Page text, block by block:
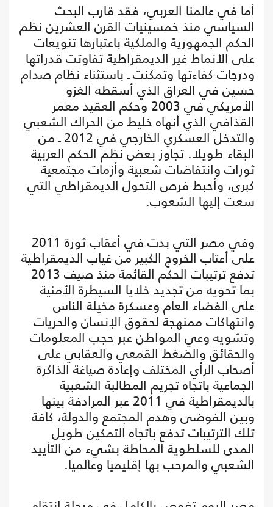
أما في عالمنا العربي، فقد قارب البحث
السياسي منذ خمسينيات القرن العشرين نظم
الحكم الجمهورية والملكية باعتبارها تنويعات
على الأنماط غير الديمقراطية تفاوتت قدراتها
ودرجات كفاءتها وتمكنت ـ باستثناء نظام صدام
حسين في العراق الذي أسقطه الغزو
الأمريكي في 2003 وحكم العقيد معمر
القذافي الذي أنهاه خليط من الحراك الشعبي
والتدخل العسكري الخارجي في 2012 ـ من
البقاء طويلا. تجاوز بعض نظم الحكم العربية
ثورات وانتفاضات شعبية وأزمات مجتمعية
كبرى، وأحبط فرص التحول الديمقراطي التي
سعت إليها الشعوب.
وفي مصر التي بدت في أعقاب ثورة 2011
على أعتاب الخروج الكبير من غياب الديمقراطية
تدفع ترتيبات الحكم القائمة منذ صيف 2013
بما تحويه من تجديد خلايا السيطرة الأمنية
على الفضاء العام وعسكرة مخيلة الناس
وانتهاكات ممنهجة لحقوق الإنسان والحريات
وتشويه وعي المواطن عبر حجب المعلومات
والحقائق والضغط القمعي والعقابي على
أصحاب الرأي المختلف وإعادة صياغة الذاكرة
الجماعية باتجاه تجريم المطالبة الشعبية
بالديمقراطية في 2011 عبر المرادفة بينها
وبين الفوضى وهدم المجتمع والدولة، كافة
تلك الترتيبات تدفع باتجاه التمكين طويل
المدى للسلطوية المحاطة بشيء من التأييد
الشعبي والمرحب بها إقليميا وعالميا.